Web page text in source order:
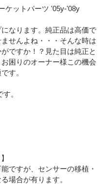
ケットパーツ '05y-'08y
なります。純正品は高価で
せんよね・・・そんな時は
ですか！？見た目は純正と
困りのオーナー様この機会
す。
。
ですが、センサーの移植・
場合が有ります。